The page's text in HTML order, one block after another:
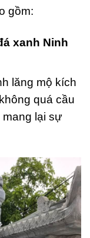
gồm:
xanh Ninh
lăng mộ kích
quá cầu
mang lại sự